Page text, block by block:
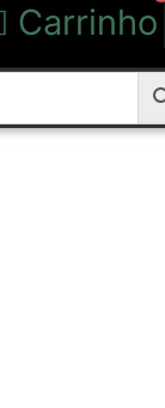
Carrinho